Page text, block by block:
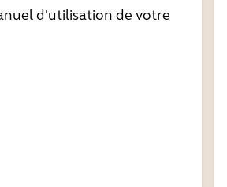
d'utilisation de votre